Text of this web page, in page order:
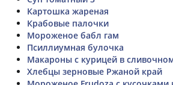
Картошка жареная
Крабовые палочки
Мороженое бабл гам
Псиллиумная булочка
Макароны с курицей в
Хлебцы зерновые Ржаной край